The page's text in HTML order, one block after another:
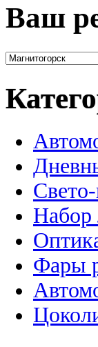
Ваш
Набор
Фары